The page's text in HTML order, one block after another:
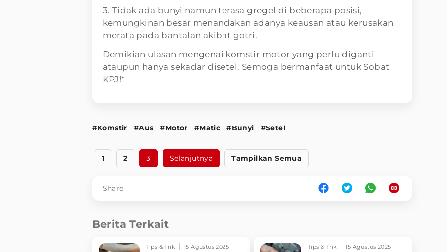
3. Tidak ada bunyi namun terasa gregel di beberapa posisi,
kemungkinan besar menandakan adanya keausan atau kerusakan
merata pada bantalan akibat gotri.
Demikian ulasan mengenai komstir motor yang perlu diganti
ataupun hanya sekadar disetel. Semoga bermanfaat untuk Sobat
KPJ!*
#Komstir #Aus #Motor #Matic #Bunyi #Setel
1 2 3 Selanjutnya Tampilkan Semua
Share
Berita Terkait
Tips & Trik 15 Agustus 2025 Tips & Trik 15 Agustus 2025